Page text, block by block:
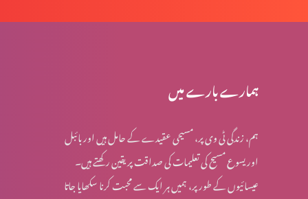
جلے لیکن تلخ نہیں ہوئے (1-1)
کسی بھی وقت پارکنگ نہیں ہو سکتی (1-1)
اُس پر دھیان دیں جو بہترین خوشی دے (2-6)
ہمارے بارے میں
ہم، زندگی ٹی وی پر، مسیحی عقیدے کے حامل ہیں اور بائبل
اور یسوع مسیح کی تعلیمات کی صداقت پر یقین رکھتے ہیں۔
عیسائیوں کے طور پر، ہمیں ہر ایک سے محبت کرنا سکھایا جاتا